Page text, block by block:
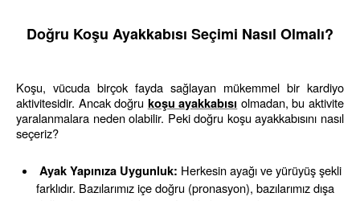
Doğru Koşu Ayakkabısı Seçimi Nasıl Olmalı?
Koşu, vücuda birçok fayda sağlayan mükemmel bir kardiyo
aktivitesidir. Ancak doğru koşu ayakkabısı olmadan, bu aktivite
yaralanmalara neden olabilir. Peki doğru koşu ayakkabısını nasıl
seçeriz?
Ayak Yapınıza Uygunluk: Herkesin ayağı ve yürüyüş şekli
farklıdır. Bazılarımız içe doğru (pronasyon), bazılarımız dışa